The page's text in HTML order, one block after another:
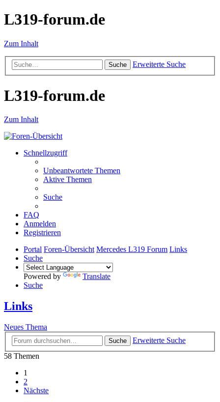
L319-forum.de
Zum Inhalt
Suche Erweiterte Suche
L319-forum.de
Zum Inhalt
Schnellzugriff
Unbeantwortete Themen
Aktive Themen
Suche
FAQ
Anmelden
Registrieren
Portal Foren-Übersicht Mercedes L319 Forum Links
Suche
Powered by
Translate
Suche
Links
Neues Thema
Suche
Erweiterte Suche
58 Themen
1
2
Nächste